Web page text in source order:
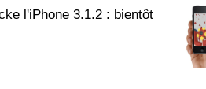
l'iPhone 3.1.2 : bientôt